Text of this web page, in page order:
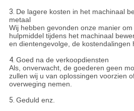
3. De lagere kosten in het machinaal
metaal
Wij hebben gevonden onze manier
hulpmiddel tijdens het machinaal
en dientengevolge, de kostendalingen
4. Goed na de verkoopdiensten
Als, onverwacht, de goederen geen
zullen wij u van oplossingen voorzien
overweging nemen.
5. Geduld enz.